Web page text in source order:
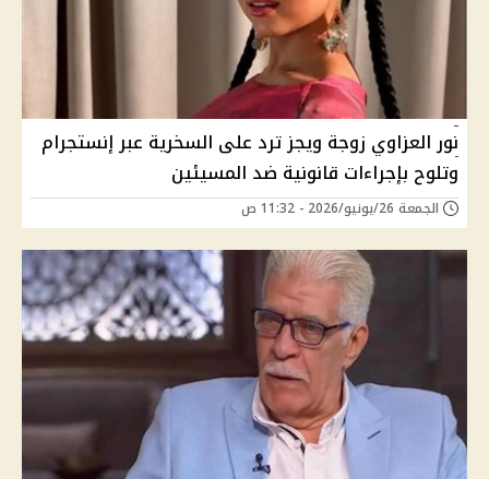
نور العزاوي زوجة ويجز ترد على السخرية عبر إنستجرام
وتلوح بإجراءات قانونية ضد المسيئين
الجمعة 26/يونيو/2026 - 11:32 ص